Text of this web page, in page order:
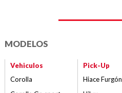
MODELOS
Vehiculos
Corolla
Pick-Up
Hiace Furgón